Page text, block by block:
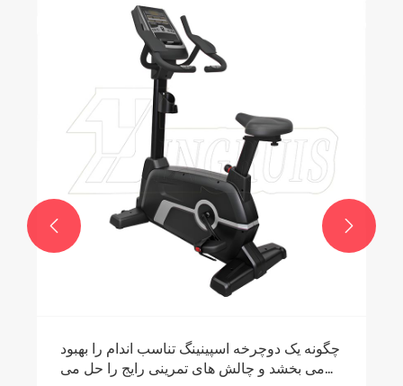
چگونه یک دوچرخه اسپینینگ تناسب اندام را بهبود
می بخشد و چالش های تمرینی رایج را حل می
 